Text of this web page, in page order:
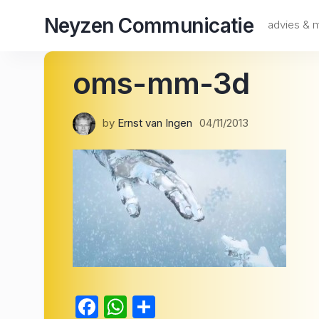
Neyzen Communicatie advies &
oms-mm-3d
by Ernst van Ingen 04/11/2013
Facebook
WhatsApp